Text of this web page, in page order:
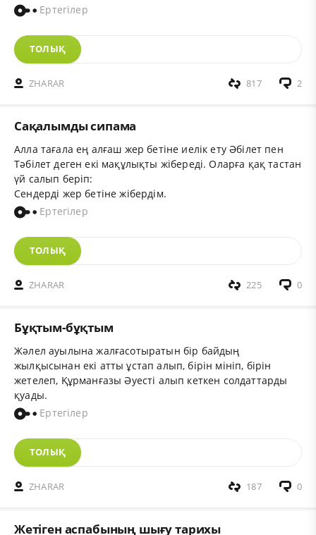
Ертегілер
ТОЛЫҚ
ZHARAR 2
817
Сақалымды сипама
Алла тағала ең алғаш жер бетіне иелік ету Әбілет пен
Тәбілет деген екі мақұлықты жібереді. Оларға қақ тастан
үй салып беріп:
Сендерді жер бетіне жібердім.
Ертегілер
ТОЛЫҚ
ZHARAR 0
225
Бұқтым-бұқтым
Жәлел ауылына жалғасотыратын бір байдың
жылқысынан екі атты ұстап алып, бірін мініп, бірін
жетелеп, Құрманғазы Әуесті алып кеткен солдаттарды
қуады.
Ертегілер
ТОЛЫҚ
ZHARAR 0
187
Жетіген аспабының шығу тарихы